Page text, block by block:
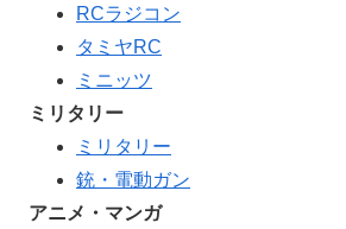
RCラジコン
タミヤRC
ミニッツ
ミリタリー
ミリタリー
銃・電動ガン
アニメ・マンガ